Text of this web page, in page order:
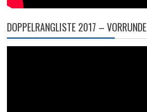
DOPPELRANGLISTE 2017 – VORRUNDE